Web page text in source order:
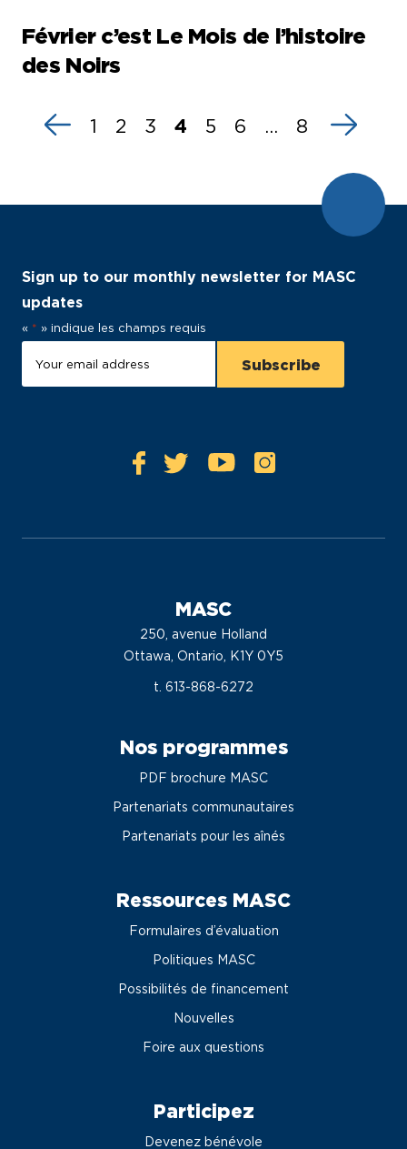
Février c’est Le Mois de l’histoire
des Noirs
1 2 3 4 5 6 … 8
Sign up to our monthly newsletter for MASC
updates
« * » indique les champs requis
MASC
250, avenue Holland
Ottawa, Ontario, K1Y 0Y5
t. 613-868-6272
Nos programmes
PDF brochure MASC
Partenariats communautaires
Partenariats pour les aînés
Ressources MASC
Formulaires d’évaluation
Politiques MASC
Possibilités de financement
Nouvelles
Foire aux questions
Participez
Devenez bénévole